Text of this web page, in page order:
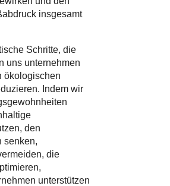
insgesamt
Schritte, die
uns unternehmen
ökologischen
Indem wir
den
senken,
die
unterstützen